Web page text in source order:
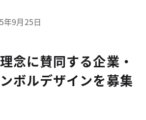
年9月25日
念に賛同する企業・
ボルデザインを募集